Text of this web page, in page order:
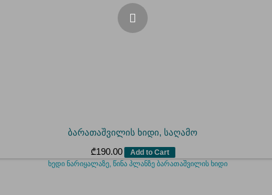
ბარათაშვილის ხიდი, საღამო
₾190.00 Add to Cart